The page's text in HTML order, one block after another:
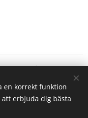
en korrekt funktion
erbjuda dig bästa